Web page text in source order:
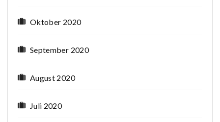
Oktober 2020
September 2020
August 2020
Juli 2020